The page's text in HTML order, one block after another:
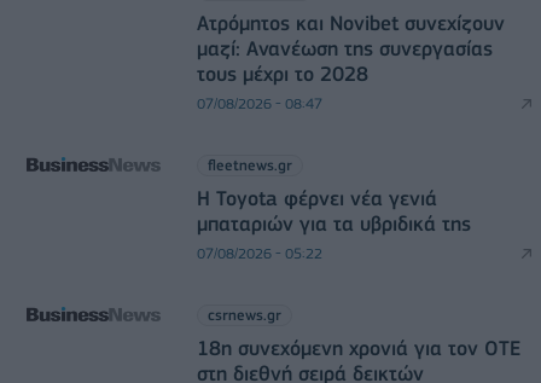
Ατρόμητος και Novibet συνεχίζουν
μαζί: Ανανέωση της συνεργασίας
τους μέχρι το 2028
07/08/2026 - 08:47
fleetnews.gr
Η Toyota φέρνει νέα γενιά
μπαταριών για τα υβριδικά της
07/08/2026 - 05:22
csrnews.gr
18η συνεχόμενη χρονιά για τον ΟΤΕ
στη διεθνή σειρά δεικτών